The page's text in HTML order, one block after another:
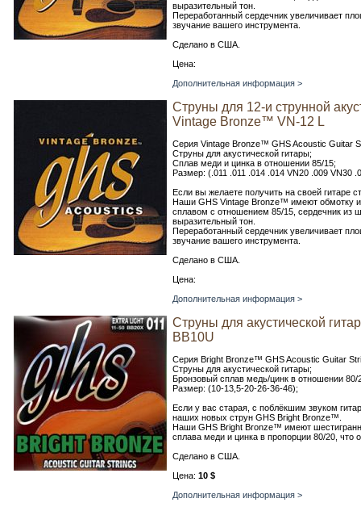
выразительный тон.
Переработанный сердечник увеличивает
звучание вашего инструмента.
Сделано в США.
Цена:
Дополнительная информация >
Струны для 12-и струнной
Vintage Bronze™ VN-12 L
Серия Vintage Bronze™ GHS Acoustic Guitar
Струны для акустической гитары;
Сплав меди и цинка в отношении 85/15;
Размер: (.011 .011 .014 .014 VN20 .009 VN30
Если вы желаете получить на своей гитаре
Наши GHS Vintage Bronze™ имеют обмотку
сплавом с отношением 85/15, сердечник из
выразительный тон.
Переработанный сердечник увеличивает
звучание вашего инструмента.
Сделано в США.
Цена:
Дополнительная информация >
Струны для акустической
BB10U
Серия Bright Bronze™ GHS Acoustic Guitar
Струны для акустической гитары;
Бронзовый сплав медь/цинк в отношении 80/
Размер: (10-13,5-20-26-36-46);
Если у вас старая, с поблёкшим звуком
наших новых струн GHS Bright Bronze™.
Наши GHS Bright Bronze™ имеют
сплава меди и цинка в пропорции 80/20, что
Сделано в США.
Цена: 10 $
Дополнительная информация >